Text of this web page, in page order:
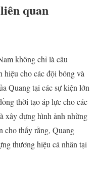
quan
không chỉ là câu
hiệu cho các đội bóng và
Quang tại các sự kiện lớn
thời tạo áp lực cho các
xây dựng hình ảnh những
cho thấy rằng, Quang
thương hiệu cá nhân tại